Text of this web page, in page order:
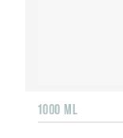
1000 ML